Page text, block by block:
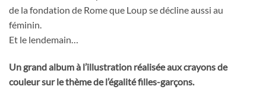
de la fondation de Rome que Loup se décline aussi au
féminin.
Et le lendemain…
Un grand album à l’illustration réalisée aux crayons de
couleur sur le thème de l’égalité filles-garçons.